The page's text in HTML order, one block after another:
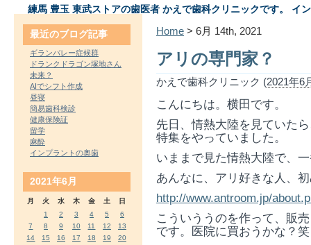
練馬 豊玉 東武ストアの歯医者 かえで歯科クリニックです。 イ
Home > 6月 14th, 2021
アリの専門家？
かえで歯科クリニック (2021年6
こんにちは。横田です。
先日、情熱大陸を見ていた
特集をやっていました。
いままで見た情熱大陸で、
あんなに、アリ好きな人、
http://www.antroom.jp/
こういううのを作って、販
です。医院に買おうかな？笑
最近のブログ記事
ギランバレー症候群
ドランクドラゴン塚地さん
未来？
AIでシフト作成
昼寝
簡易歯科検診
健康保険証
留学
麻酔
インプラントの奥歯
2021年6月
月 火 水 木 金 土
日
1
2 3 4 5
6
7
8 9 10 11 12
13
14
15 16 17 18 19
20